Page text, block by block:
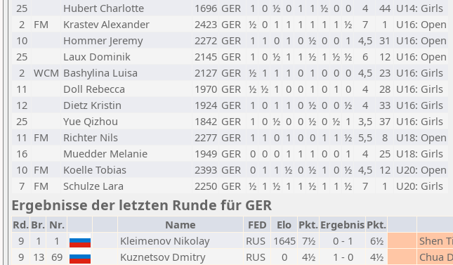
25
Hubert Charlotte 1696 GER 1 0 ½ 0 1 1 ½ 0 0 4 44 U14: Girls
2
FM Krastev Alexander 2423 GER ½ 0 1 1 1 1 1 1 ½ 7 1
U16: Open
10
Hommer Jeremy 2272 GER 1 1 0 1 0 ½ 0 0 1 4,5 31 U16: Open
25
Laux Dominik 2145 GER 1 0 ½ 1 1 ½ 1 ½ ½ 6 12 U16: Open
2
WCM Bashylina Luisa 2127 GER ½ 1 1 1 0 1 0 0 0 4,5 23 U16: Girls
11
Doll Rebecca 1970 GER ½ ½ 1 0 0 1 0 1 0 4 28 U16: Girls
12
Dietz Kristin 1924 GER 1 0 1 1 0 ½ 0 0 ½ 4 33 U16: Girls
25
Yue Qizhou 1842 GER 1 0 ½ 0 0 ½ 0 ½ 1 3,5 37 U16: Girls
11 FM Richter Nils 2277 GER 1 1 0 1 0 0 1 1 ½ 5,5 8
U18: Open
16
Muedder Melanie 1949 GER 0 0 0 1 1 1 0 0 1 4 25 U18: Girls
10 FM Koelle Tobias 2393 GER 0 1 1 ½ 0 ½ 1 0 ½ 4,5 12 U20: Open
7
FM Schulze Lara 2250 GER ½ 1 ½ 1 1 ½ 1 1 ½ 7 1 U20: Girls
Ergebnisse der letzten Runde für GER
Rd. Br. Nr. Name FED Elo Pkt. Ergebnis Pkt.
9
1 1 Kleimenov Nikolay RUS 1645 7½ 0 - 1 6½ Shen
9
13 69 Kuznetsov Dmitry RUS 0 4½ 1 - 0 4½ Chua